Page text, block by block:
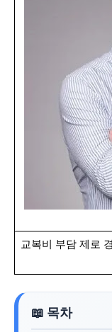
교복비 부담 제로